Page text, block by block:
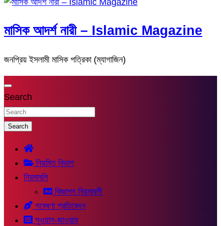
মাসিক আদর্শ নারী – Islamic Magazine
জনপ্রিয় ইসলামী মাসিক পত্রিকা (ম্যাগাজিন)
Search
Search
নিয়মিত বিভাগ
নিয়মাবলি
বিজ্ঞাপন নিয়মাবলী
গবেষণা প্রতিবেদন
সুওয়াল-জাওয়াব